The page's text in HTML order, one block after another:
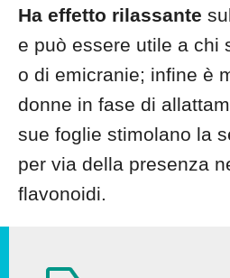
Ha effetto rilassante
e può essere utile a chi
o di emicranie; infine è
donne in fase di
sue foglie stimolano la
per via della presenza
flavonoidi.